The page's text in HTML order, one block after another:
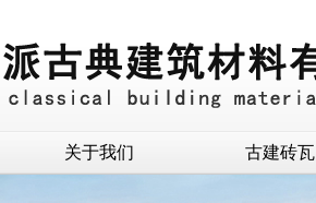
关于我们 古建砖瓦